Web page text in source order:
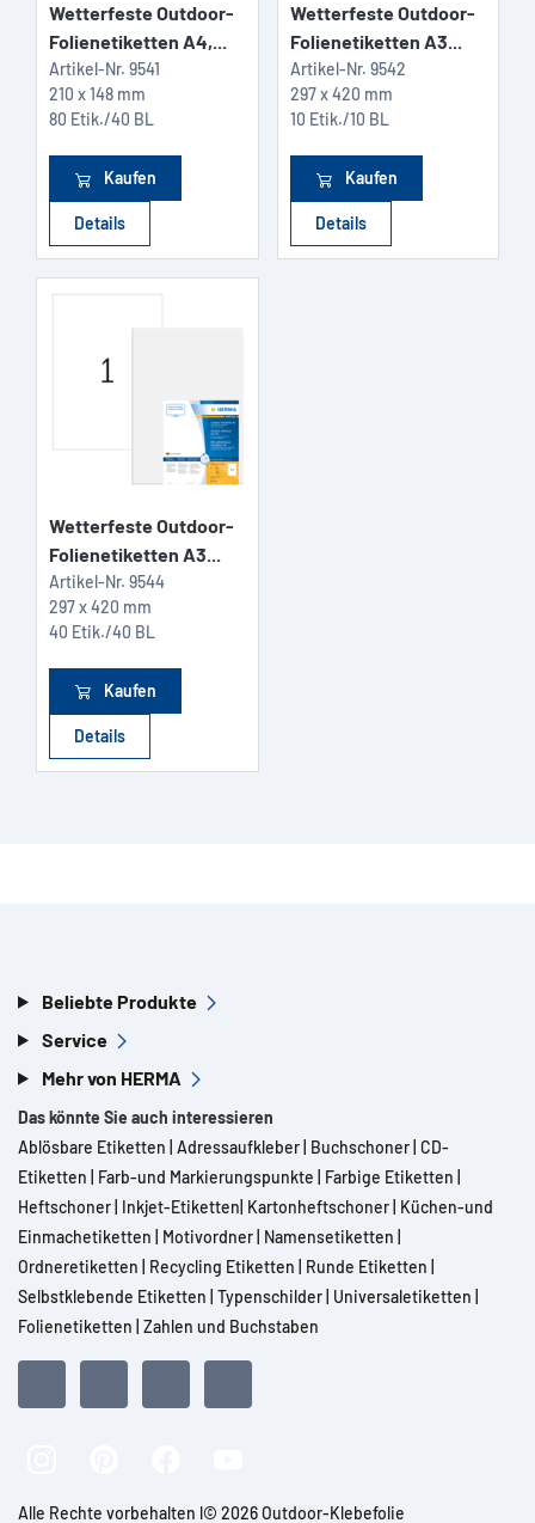
Wetterfeste Outdoor-
Folienetiketten A4,...
Artikel-Nr. 9541
210 x 148 mm
80 Etik./40 BL
Kaufen
Details
Wetterfeste Outdoor-
Folienetiketten A3...
Artikel-Nr. 9542
297 x 420 mm
10 Etik./10 BL
Kaufen
Details
Wetterfeste Outdoor-
Folienetiketten A3...
Artikel-Nr. 9544
297 x 420 mm
40 Etik./40 BL
Kaufen
Details
Beliebte Produkte
Service
Mehr von HERMA
Das könnte Sie auch interessieren
Ablösbare Etiketten Adressaufkleber Buchschoner CD-
Etiketten
Farb-und Markierungspunkte Farbige Etiketten
Heftschoner Inkjet-Etiketten Kartonheftschoner Küchen-und
Einmachetiketten
Motivordner Namensetiketten
Ordneretiketten
Recycling Etiketten Runde Etiketten
Selbstklebende Etiketten Typenschilder Universaletiketten
Folienetiketten Zahlen und Buchstaben
Alle Rechte vorbehalten l© 2026 Outdoor-Klebefolie